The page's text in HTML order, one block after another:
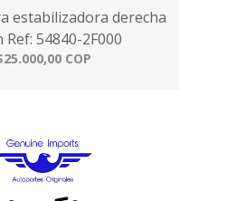
estabilizadora derecha
Ref: 54840-2F000
COP